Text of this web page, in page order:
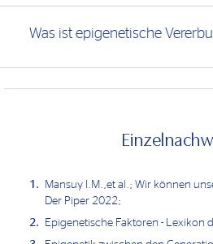
Was ist epigenetische
Mansuy I.M.,et al.; Wir können
Der Piper 2022;
Epigenetische Faktoren - Lexikon